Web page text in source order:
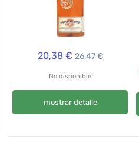
20,38 € 26,47 €
No disponible
mostrar detalle